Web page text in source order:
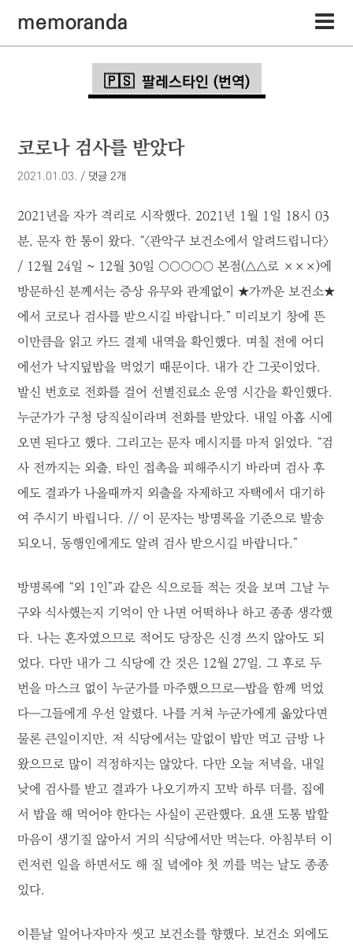
memoranda
팔레스타인 (번역)
코로나 검사를 받았다
2021.01.03. / 댓글 2개
2021년을 자가 격리로 시작했다. 2021년 1월 1일 18시 03
분, 문자 한 통이 왔다. “〈관악구 보건소에서 알려드립니다〉
/ 12월 24일 ~ 12월 30일 ○○○○○ 본점(△△로 ×××)에
방문하신 분께서는 증상 유무와 관계없이 ★가까운 보건소★
에서 코로나 검사를 받으시길 바랍니다.” 미리보기 창에 뜬
이만큼을 읽고 카드 결제 내역을 확인했다. 며칠 전에 어디
에선가 낙지덮밥을 먹었기 때문이다. 내가 간 그곳이었다.
발신 번호로 전화를 걸어 선별진료소 운영 시간을 확인했다.
누군가가 구청 당직실이라며 전화를 받았다. 내일 아홉 시에
오면 된다고 했다. 그리고는 문자 메시지를 마저 읽었다. “검
사 전까지는 외출, 타인 접촉을 피해주시기 바라며 검사 후
에도 결과가 나올때까지 외출을 자제하고 자택에서 대기하
여 주시기 바립니다. // 이 문자는 방명록을 기준으로 발송
되오니, 동행인에게도 알려 검사 받으시길 바랍니다.”
방명록에 “외 1인”과 같은 식으로들 적는 것을 보며 그날 누
구와 식사했는지 기억이 안 나면 어떡하나 하고 종종 생각했
다. 나는 혼자였으므로 적어도 당장은 신경 쓰지 않아도 되
었다. 다만 내가 그 식당에 간 것은 12월 27일. 그 후로 두
번을 마스크 없이 누군가를 마주했으므로―밥을 함께 먹었
다―그들에게 우선 알렸다. 나를 거쳐 누군가에게 옮았다면
물론 큰일이지만, 저 식당에서는 말없이 밥만 먹고 금방 나
왔으므로 많이 걱정하지는 않았다. 다만 오늘 저녁을, 내일
낮에 검사를 받고 결과가 나오기까지 꼬박 하루 더를, 집에
서 밥을 해 먹어야 한다는 사실이 곤란했다. 요샌 도통 밥할
마음이 생기질 않아서 거의 식당에서만 먹는다. 아침부터 이
런저런 일을 하면서도 해 질 녘에야 첫 끼를 먹는 날도 종종
있다.
이튿날 일어나자마자 씻고 보건소를 향했다. 보건소 외에도